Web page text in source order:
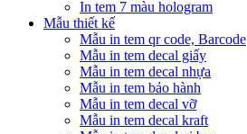
In tem 7 màu hologram
Mẫu thiết kế
Mẫu in tem qr code, Barcode
Mẫu in tem decal giấy
Mẫu in tem decal nhựa
Mẫu in tem bảo hành
Mẫu in tem decal vỡ
Mẫu in tem decal kraft